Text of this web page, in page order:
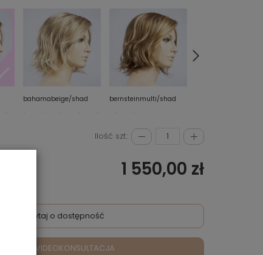
bahamabeige/shad bernsteinmulti/shad
Ilość szt.:
1 550,00 zł
Zapytaj o dostępność
VIDEOKONSULTACJA